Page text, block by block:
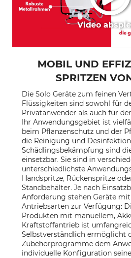
Video
MOBIL UND
SPRITZEN
Die Solo Geräte zum feinen
Flüssigkeiten sind sowohl für
Privatanwender als auch für
Ihr Anwendungsgebiet ist
beim Pflanzenschutz und der
die Reinigung und
Schädlingsbekämpfung sind
einsetzbar. Sie sind in
unterschiedlichste
Handspritze, Rückenspritze
Standbehälter. Je nach
Anforderung stehen Geräte
Antriebsarten zur Verfügung:
Produkten mit manuellem,
Kraftstoffantrieb ist
Selbstverständlich ermöglicht
Zubehörprogramme dem
individuelle Konfiguration